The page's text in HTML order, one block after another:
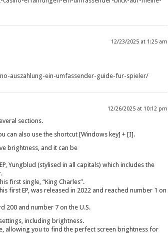
12/23/2025 at 1:25 am
auszahlung-ein-umfassender-guide-fur-spieler/
12/26/2025 at 10:12 pm
sections.
can also use the shortcut [Windows key] + [I].
brightness, and it can be
Yungblud (stylised in all capitals) which includes the
first single, “King Charles”.
first EP, was released in 2022 and reached number 1 on
200 and number 7 on the U.S.
including brightness.
allowing you to find the perfect screen brightness for